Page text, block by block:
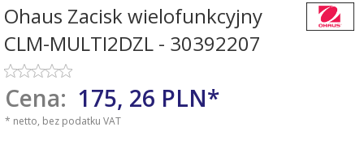
Ohaus Zacisk wielofunkcyjny
CLM-MULTI2DZL - 30392207
Cena: 175, 26 PLN*
* netto, bez podatku VAT